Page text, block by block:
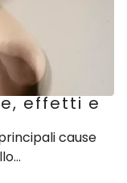
effetti e
cause